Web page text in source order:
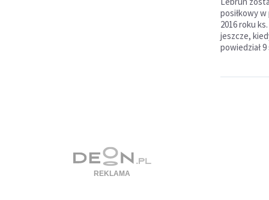
posiłkowy
2016 roku
jeszcze,
powiedział